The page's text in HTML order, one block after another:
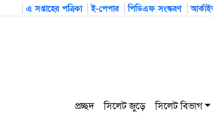
এ সপ্তাহের পত্রিকা ই-পেপার পিডিএফ সংস্করণ
প্রচ্ছদ সিলেট জুড়ে সিলেট বিভাগ